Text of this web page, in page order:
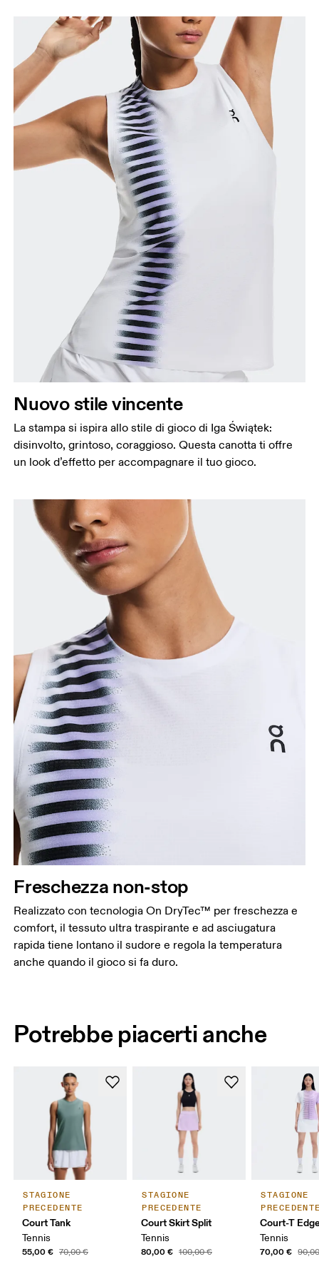
Nuovo stile vincente
La stampa si ispira allo stile di gioco di Iga Świątek:
disinvolto, grintoso, coraggioso. Questa canotta ti offre
un look d’effetto per accompagnare il tuo gioco.
Freschezza non-stop
Realizzato con tecnologia On DryTec™ per freschezza e
comfort, il tessuto ultra traspirante e ad asciugatura
rapida tiene lontano il sudore e regola la temperatura
anche quando il gioco si fa duro.
Potrebbe piacerti anche
STAGIONE
PRECEDENTE
Court Tank
Tennis
55,00 € 70,00 €
STAGIONE
PRECEDENTE
Court Skirt Split
Tennis
80,00 € 100,00 €
STAGIONE
Court-T
Tennis
70,00 €